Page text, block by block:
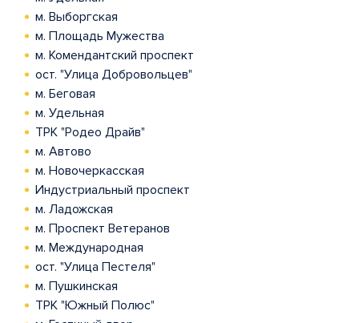
м. Выборгская
м. Площадь Мужества
м. Комендантский проспект
ост. "Улица Добровольцев"
м. Беговая
м. Удельная
ТРК "Родео Драйв"
м. Автово
м. Новочеркасская
Индустриальный проспект
м. Ладожская
м. Проспект Ветеранов
м. Международная
ост. "Улица Пестеля"
м. Пушкинская
ТРК "Южный Полюс"